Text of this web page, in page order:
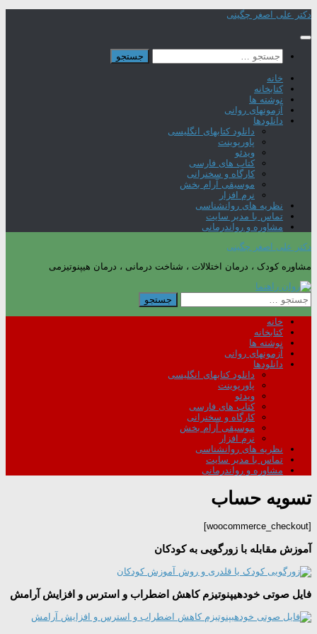
Skip
content
دکتر علی اصغر چگینی
جستجو
برای:
خانه
کتابخانه
نوشته ها
آزمونهای روانی
دانلودها
دانلود کتابهای انگلیسی
پاورپوینت
ویدئو
کتاب های فارسی
کارگاه و سخنرانی
موسیقی آرام بخش
نرم افزار
نظریه های روانشناسی
تماس با مدیر سایت
مشاوره و رواندرمانی
دکتر علی اصغر چگینی
مشاوره کودک ، درمان اختلالات ، شناخت درمانی ، درمان هیپنوتیزمی
جستجو
برای:
خانه
کتابخانه
نوشته ها
آزمونهای روانی
دانلودها
دانلود کتابهای انگلیسی
پاورپوینت
ویدئو
کتاب های فارسی
کارگاه و سخنرانی
موسیقی آرام بخش
نرم افزار
نظریه های روانشناسی
تماس با مدیر سایت
مشاوره و رواندرمانی
تسویه حساب
[woocommerce_checkout]
آموزش مقابله با زورگویی به کودکان
فایل صوتی خودهیپنوتیزم کاهش اضطراب و استرس و افزایش آرامش